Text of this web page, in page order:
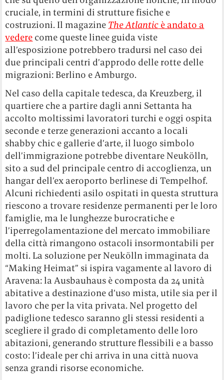
cruciale, in termini di strutture fisiche e
costruzioni. Il magazine The Atlantic è andato a
vedere come queste linee guida viste
all’esposizione potrebbero tradursi nel caso dei
due principali centri d’approdo delle rotte delle
migrazioni: Berlino e Amburgo.
Nel caso della capitale tedesca, da Kreuzberg, il
quartiere che a partire dagli anni Settanta ha
accolto moltissimi lavoratori turchi e oggi ospita
seconde e terze generazioni accanto a locali
shabby chic e gallerie d’arte, il luogo simbolo
dell’immigrazione potrebbe diventare Neukölln,
sito a sud del principale centro di accoglienza, un
hangar dell’ex aeroporto berlinese di Tempelhof.
Alcuni richiedenti asilo ospitati in questa struttura
riescono a trovare residenze permanenti per le loro
famiglie, ma le lunghezze burocratiche e
l’iperregolamentazione del mercato immobiliare
della città rimangono ostacoli insormontabili per
molti. La soluzione per Neukölln immaginata da
“Making Heimat” si ispira vagamente al lavoro di
Aravena: la Ausbauhaus è composta da 24 unità
abitative a destinazione d’uso mista, utile sia per il
lavoro che per la vita privata. Nel progetto del
padiglione tedesco saranno gli stessi residenti a
scegliere il grado di completamento delle loro
abitazioni, generando strutture flessibili e a basso
costo: l’ideale per chi arriva in una città nuova
senza grandi risorse economiche.